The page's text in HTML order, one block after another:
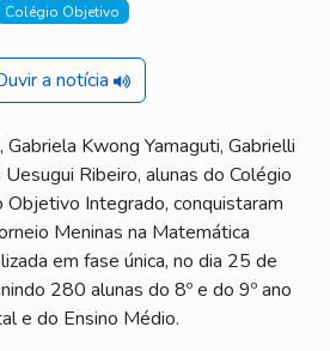
Colégio Objetivo
a notícia
Kwong Yamaguti, Gabrielli
Ribeiro, alunas do Colégio
Integrado, conquistaram
Meninas na Matemática
em fase única, no dia 25 de
280 alunas do 8º e do 9º ano
e do Ensino Médio.